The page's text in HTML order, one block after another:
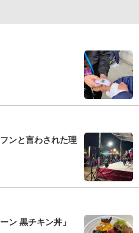
ンと言わされた理
ン 黒チキン丼」